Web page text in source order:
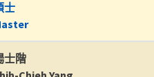
士
士階